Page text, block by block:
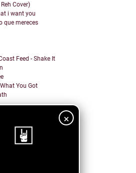
×
Cover)
i want you
que mereces
Feed - Shake It
You Got
There's No Kings
La Cruda
You